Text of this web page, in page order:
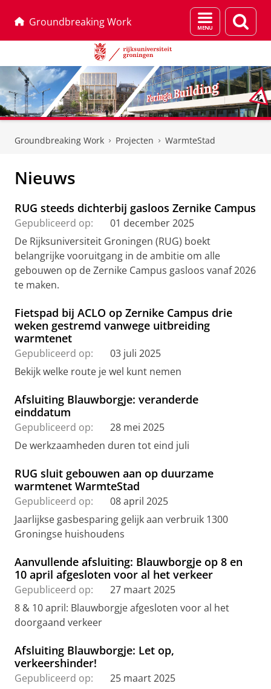
Groundbreaking Work
Menu
en
Groundbreaking Work Projecten WarmteStad
Nieuws
RUG steeds dichterbij gasloos Zernike Campus
Gepubliceerd op:
01 december 2025
De Rijksuniversiteit Groningen (RUG) boekt
belangrijke vooruitgang in de ambitie om alle
gebouwen op de Zernike Campus gasloos vanaf 2026
te maken.
Fietspad bij ACLO op Zernike Campus drie
weken gestremd vanwege uitbreiding
warmtenet
Gepubliceerd op:
03 juli 2025
Bekijk welke route je wel kunt nemen
Afsluiting Blauwborgje: veranderde
einddatum
Gepubliceerd op:
28 mei 2025
De werkzaamheden duren tot eind juli
RUG sluit gebouwen aan op duurzame
warmtenet WarmteStad
Gepubliceerd op:
08 april 2025
Jaarlijkse gasbesparing gelijk aan verbruik 1300
Groningse huishoudens
Aanvullende afsluiting: Blauwborgje op 8 en
10 april afgesloten voor al het verkeer
Gepubliceerd op:
27 maart 2025
8 & 10 april: Blauwborgje afgesloten voor al het
doorgaand verkeer
Afsluiting Blauwborgje: Let op,
verkeershinder!
Gepubliceerd op:
25 maart 2025